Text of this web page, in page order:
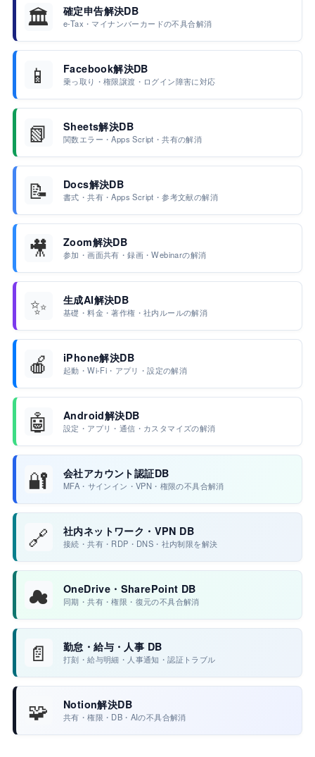
🏛️ 確定申告解決DB
e-Tax・マイナンバーカードの不具合解消
📱 Facebook解決DB
乗っ取り・権限譲渡・ログイン障害に対応
📗 Sheets解決DB
関数エラー・Apps Script・共有の解消
📝 Docs解決DB
書式・共有・Apps Script・参考文献の解消
🎥 Zoom解決DB
参加・画面共有・録画・Webinarの解消
✨ 生成AI解決DB
基礎・料金・著作権・社内ルールの解消
🍎 iPhone解決DB
起動・Wi-Fi・アプリ・設定の解消
🤖 Android解決DB
設定・アプリ・通信・カスタマイズの解消
🔐 会社アカウント認証DB
MFA・サインイン・VPN・権限の不具合解消
🔗 社内ネットワーク・VPN DB
接続・共有・RDP・DNS・社内制限を解決
☁ OneDrive・SharePoint DB
同期・共有・権限・復元の不具合解消
📄 勤怠・給与・人事 DB
打刻・給与明細・人事通知・認証トラブル
🧩 Notion解決DB
共有・権限・DB・AIの不具合解消